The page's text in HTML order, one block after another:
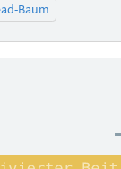
Baum